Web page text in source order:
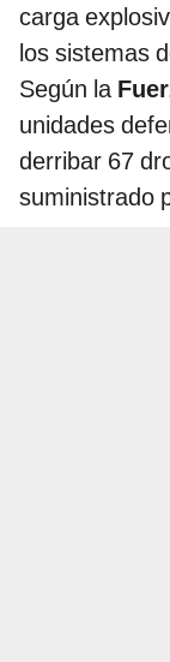
carga
los sistemas
Según la
unidades
derribar 67
suministrado